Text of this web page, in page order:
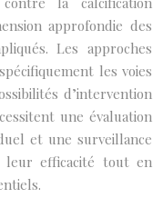
approfondie des
Les approches
les voies
d’intervention
une évaluation
et une surveillance
leur efficacité tout en